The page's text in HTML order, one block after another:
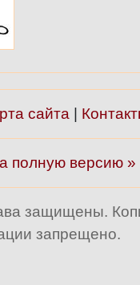
сайта
полную версию »
защищены.
запрещено.